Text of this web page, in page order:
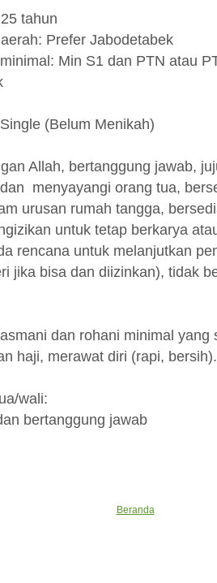
tahun
Prefer Jabodetabek
Min S1 dan PTN atau
(Belum Menikah)
Allah, bertanggung jawab,
menyayangi orang tua,
urusan rumah tangga,
untuk tetap berkarya
rencana untuk melanjutkan
jika bisa dan diizinkan), tidak
dan rohani minimal yang
haji, merawat diri (rapi, bersih).
wali:
bertanggung jawab
Beranda